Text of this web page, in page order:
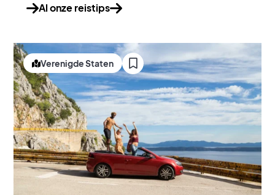
Al onze reistips
Verenigde Staten